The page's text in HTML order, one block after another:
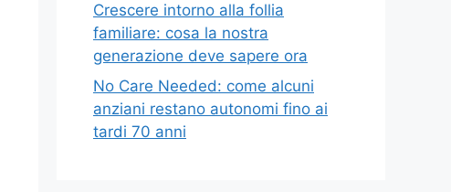
Crescere intorno alla follia
familiare: cosa la nostra
generazione deve sapere ora
No Care Needed: come alcuni
anziani restano autonomi fino ai
tardi 70 anni